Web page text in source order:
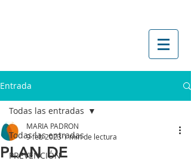
Entrada
Todas las entradas
PREVENCIÓN
Todas las entradas
PLAN DE
MARIA PADRON
9 feb 20231 min de lectura